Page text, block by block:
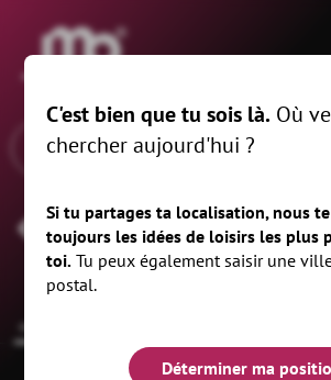
®
Bijou
common.overview
C'est bien que tu sois là. Où
chercher aujourd'hui ?
Si tu partages ta localisation, nous
toujours les idées de loisirs les plus
toi. Tu peux également saisir une
postal.
Déterminer ma